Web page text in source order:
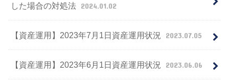
した場合の対処法 2024.01.02
【資産運用】2023年7月1日資産運用状況 2023.07.05
【資産運用】2023年6月1日資産運用状況 2023.06.06